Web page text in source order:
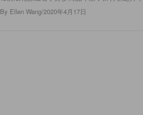
By Ellen Wang/2020年4月17日